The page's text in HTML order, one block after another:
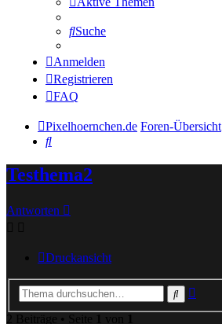
Suche
Anmelden
Registrieren
FAQ
Pixelhoernchen.de Foren-Übersicht
Suche
Testhema2
Antworten
Druckansicht
Suche
2 Beiträge • Seite 1 von 1